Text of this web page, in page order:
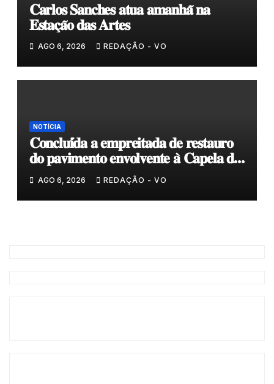
𝐂𝐚𝐫𝐥𝐨𝐬 𝐒𝐚𝐧𝐜𝐡𝐞𝐬 𝐚𝐭𝐮𝐚 𝐚𝐦𝐚𝐧𝐡𝐚̃ 𝐧𝐚
𝐄𝐬𝐭𝐚𝐜̧𝐚̃𝐨 𝐝𝐚𝐬 𝐀𝐫𝐭𝐞𝐬
AGO 6, 2026 REDAÇÃO - VO
NOTÍCIA
𝐂𝐨𝐧𝐜𝐥𝐮𝐢́𝐝𝐚 𝐚 𝐞𝐦𝐩𝐫𝐞𝐢𝐭𝐚𝐝𝐚 𝐝𝐞 𝐫𝐞𝐬𝐭𝐚𝐮𝐫𝐨
𝐝𝐨 𝐩𝐚𝐯𝐢𝐦𝐞𝐧𝐭𝐨 𝐞𝐧𝐯𝐨𝐥𝐯𝐞𝐧𝐭𝐞 𝐚̀ 𝐂𝐚𝐩𝐞𝐥𝐚 𝐝𝐞
𝐂𝐨𝐯𝐚𝐬
AGO 6, 2026 REDAÇÃO - VO